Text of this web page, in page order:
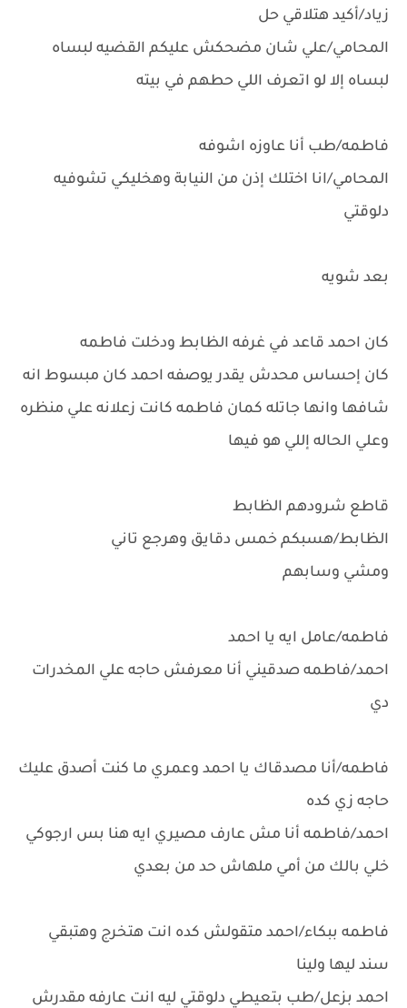
زياد/أكيد هتلاقي حل
المحامي/علي شان مضحكش عليكم القضيه لبساه
لبساه إلا لو اتعرف اللي حطهم في بيته
فاطمه/طب أنا عاوزه اشوفه
المحامي/انا اختلك إذن من النيابة وهخليكي تشوفيه
دلوقتي
بعد شويه
كان احمد قاعد في غرفه الظابط ودخلت فاطمه
كان إحساس محدش يقدر يوصفه احمد كان مبسوط انه
شافها وانها جاتله كمان فاطمه كانت زعلانه علي منظره
وعلي الحاله إللي هو فيها
قاطع شرودهم الظابط
الظابط/هسبكم خمس دقايق وهرجع تاني
ومشي وسابهم
فاطمه/عامل ايه يا احمد
احمد/فاطمه صدقيني أنا معرفش حاجه علي المخدرات
دي
فاطمه/أنا مصدقاك يا احمد وعمري ما كنت أصدق عليك
حاجه زي كده
احمد/فاطمه أنا مش عارف مصيري ايه هنا بس ارجوكي
خلي بالك من أمي ملهاش حد من بعدي
فاطمه ببكاء/احمد متقولش كده انت هتخرج وهتبقي
سند ليها ولينا
احمد بزعل/طب بتعيطي دلوقتي ليه انت عارفه مقدرش